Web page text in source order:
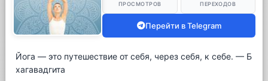
ПРОСМОТРОВ ПЕРЕХОДОВ
Перейти в Telegram
Йога — это путешествие от себя, через себя, к себе. — Б
хагавадгита